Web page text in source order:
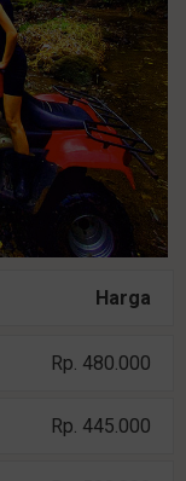
Harga
Rp. 480.000
Rp. 445.000